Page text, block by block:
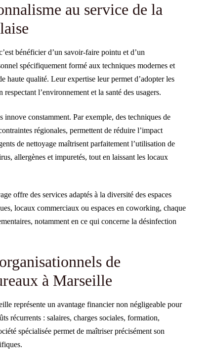
au service de la
bénéficier d’un savoir-faire pointu et d’un
spécifiquement formé aux techniques modernes et
haute qualité. Leur expertise leur permet d’adopter les
l’environnement et la santé des usagers.
constamment. Par exemple, des techniques de
régionales, permettent de réduire l’impact
de nettoyage maîtrisent parfaitement l’utilisation de
allergènes et impuretés, tout en laissant les locaux
offre des services adaptés à la diversité des espaces
locaux commerciaux ou espaces en coworking, chaque
notamment en ce qui concerne la désinfection
de
à Marseille
représente un avantage financier non négligeable pour
récurrents : salaires, charges sociales, formation,
spécialisée permet de maîtriser précisément son